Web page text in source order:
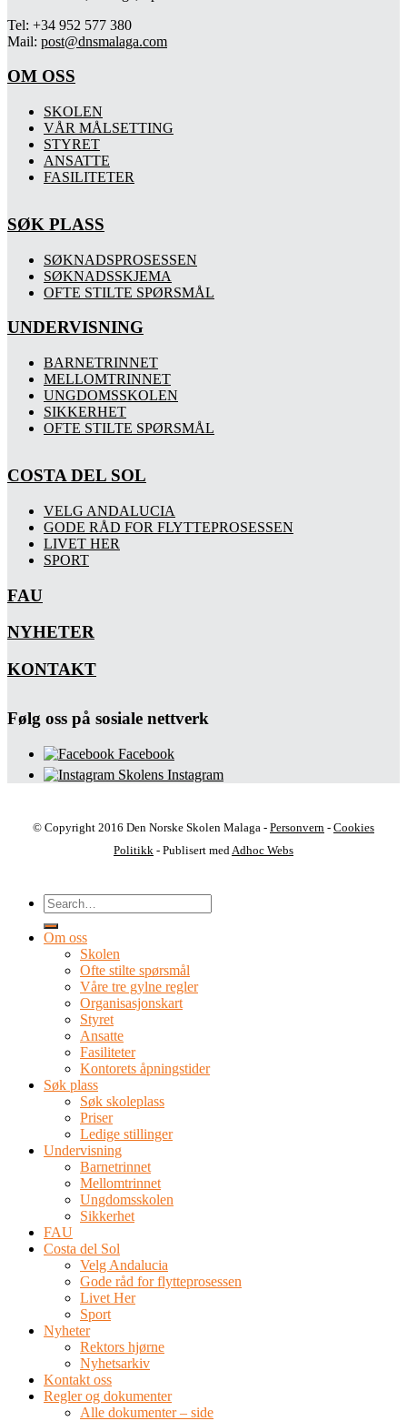
Tel: +34 952 577 380
Mail: post@dnsmalaga.com
OM OSS
SKOLEN
VÅR MÅLSETTING
STYRET
ANSATTE
FASILITETER
SØK PLASS
SØKNADSPROSESSEN
SØKNADSSKJEMA
OFTE STILTE SPØRSMÅL
UNDERVISNING
BARNETRINNET
MELLOMTRINNET
UNGDOMSSKOLEN
SIKKERHET
OFTE STILTE SPØRSMÅL
COSTA DEL SOL
VELG ANDALUCIA
GODE RÅD FOR FLYTTEPROSESSEN
LIVET HER
SPORT
FAU
NYHETER
KONTAKT
Følg oss på sosiale nettverk
Facebook
Skolens Instagram
© Copyright 2016 Den Norske Skolen Malaga - Personvern - Cookies
Politikk - Publisert med Adhoc Webs
Om oss
Skolen
Ofte stilte spørsmål
Våre tre gylne regler
Organisasjonskart
Styret
Ansatte
Fasiliteter
Kontorets åpningstider
Søk plass
Søk skoleplass
Priser
Ledige stillinger
Undervisning
Barnetrinnet
Mellomtrinnet
Ungdomsskolen
Sikkerhet
FAU
Costa del Sol
Velg Andalucia
Gode råd for flytteprosessen
Livet Her
Sport
Nyheter
Rektors hjørne
Nyhetsarkiv
Kontakt oss
Regler og dokumenter
Alle dokumenter – side